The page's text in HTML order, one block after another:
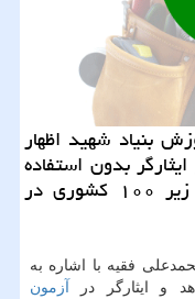
بنیاد شهید اظهار
و ایثارگر بدون استفاده
از سهمیه ایثارگری حائز رتبه های زیر ۱۰۰ كشوری در
فقیه با اشاره به
و ایثارگر در آزمون